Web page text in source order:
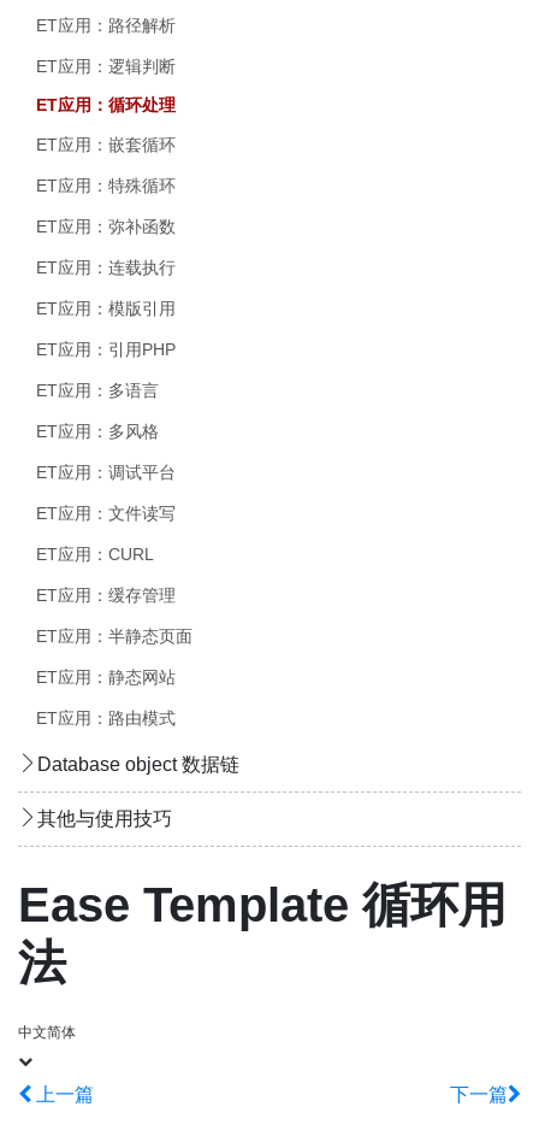
ET应用：路径解析
ET应用：逻辑判断
ET应用：循环处理
ET应用：嵌套循环
ET应用：特殊循环
ET应用：弥补函数
ET应用：连载执行
ET应用：模版引用
ET应用：引用PHP
ET应用：多语言
ET应用：多风格
ET应用：调试平台
ET应用：文件读写
ET应用：CURL
ET应用：缓存管理
ET应用：半静态页面
ET应用：静态网站
ET应用：路由模式
Database object 数据链
其他与使用技巧
Ease Template 循环用
法
中文简体
上一篇 下一篇